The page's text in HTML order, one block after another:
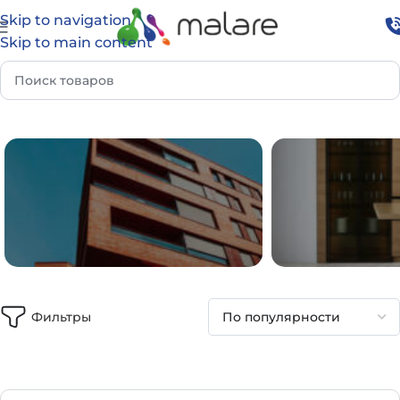
Skip to navigation
Skip to main content
Главная Каталог
ДОМ И
Фильтры